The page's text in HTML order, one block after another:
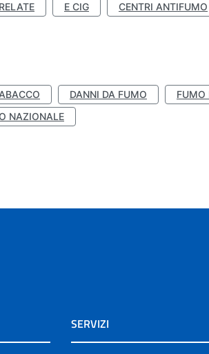
E CIG CENTRI ANTIFUMO
DANNI DA FUMO
FUMO
NAZIONALE
SERVIZI